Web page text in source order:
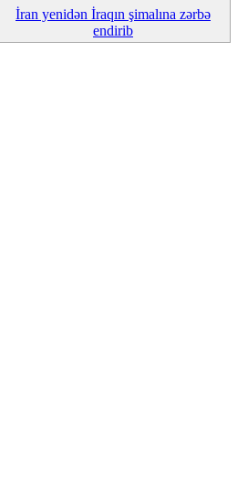
İran yenidən İraqın şimalına zərbə
endirib